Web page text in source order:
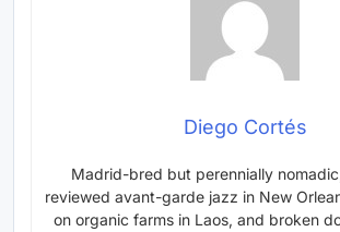
Diego Cortés
Madrid-bred but perennially
reviewed avant-garde jazz in New
on organic farms in Laos, and broken